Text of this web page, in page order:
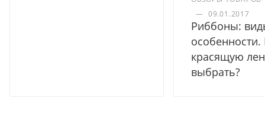
— 09.01.2017
Риббоны:
красящую
выбрать?